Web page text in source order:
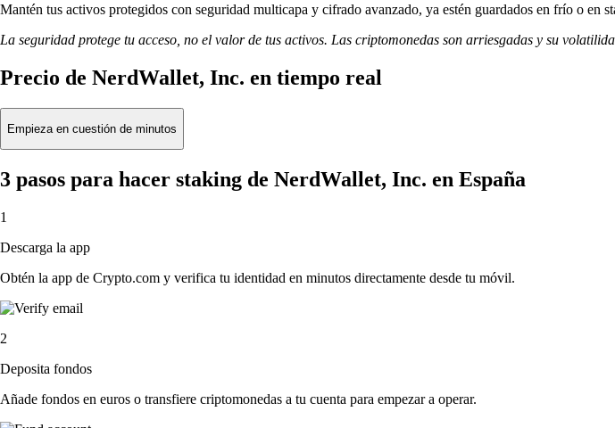
Mantén tus activos protegidos con seguridad multicapa y cifrado avanzado, ya estén guardados en frío o en
La seguridad protege tu acceso, no el valor de tus activos. Las criptomonedas son arriesgadas y su
Precio de NerdWallet, Inc. en tiempo real
Empieza en cuestión de minutos
3 pasos para hacer staking de NerdWallet, Inc. en España
1
Descarga la app
Obtén la app de Crypto.com y verifica tu identidad en minutos directamente desde tu móvil.
2
Deposita fondos
Añade fondos en euros o transfiere criptomonedas a tu cuenta para empezar a operar.